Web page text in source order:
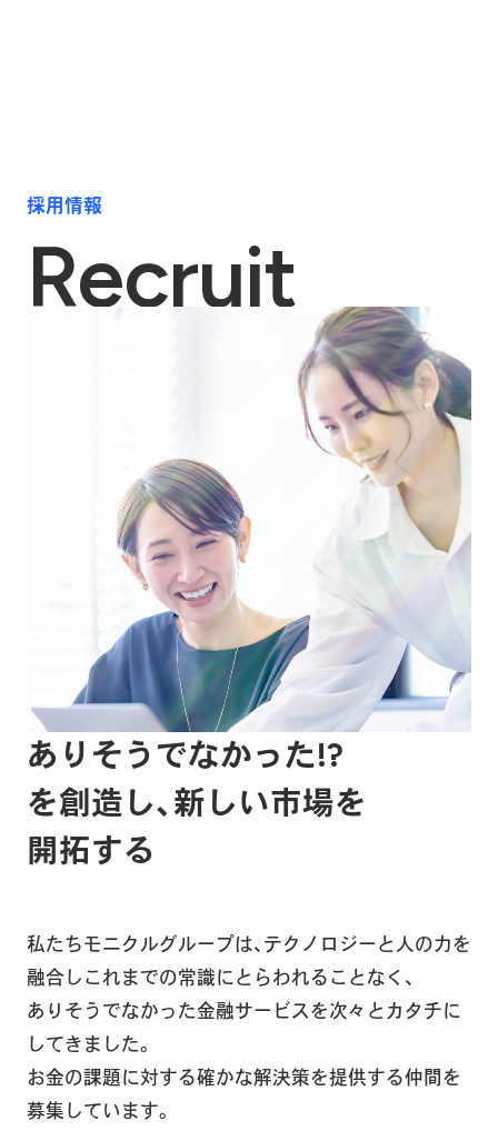
採用情報
Recruit
ありそうでなかった!?
を創造し、新しい市場を
開拓する
私たちモニクルグループは、テクノロジーと人の力を
融合し これまでの常識にとらわれることなく、
ありそうでなかった金融サービスを次々とカタチに
してきました。
お金の課題に対する確かな解決策を提供する仲間を
募集しています。